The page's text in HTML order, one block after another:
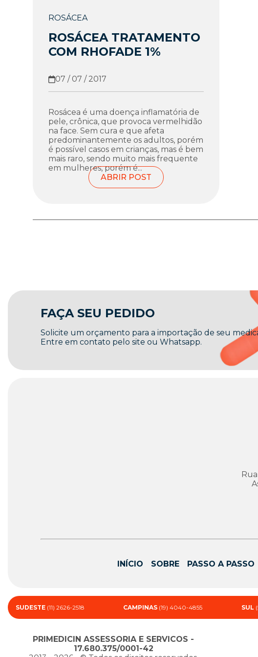
ROSÁCEA
ROSÁCEA TRATAMENTO
COM RHOFADE 1%
07 / 07 / 2017
Rosácea é uma doença inflamatória de
pele, crônica, que provoca vermelhidão
na face. Sem cura e que afeta
predominantemente os adultos, porém
é possível casos em crianças, mas é bem
mais raro, sendo muito mais frequente
em mulheres, porém é...
ABRIR POST
FAÇA SEU PEDIDO
Solicite um orçamento para a importação de seu
Entre em contato pelo site ou Whatsapp.
INÍCIO SOBRE PASSO A PASSO
SUDESTE (11) 2626-2518 CAMPINAS (19) 4040-4855 SUL
PRIMEDICIN ASSESSORIA E SERVICOS -
17.680.375/0001-42